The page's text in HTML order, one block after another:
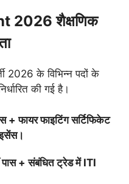
2026 शैक्षणिक
2026 के विभिन्न पदों के
की गई है।
+ फायर फाइटिंग सर्टिफिकेट
+ संबंधित ट्रेड में ITI